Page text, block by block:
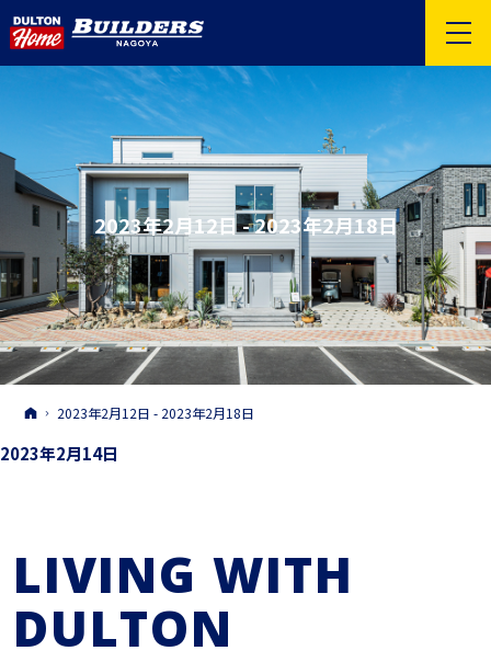
2023年2月12日 - 2023年2月18日
ホーム
2023年2月12日 - 2023年2月18日
2023年2月14日
LIVING WITH
DULTON